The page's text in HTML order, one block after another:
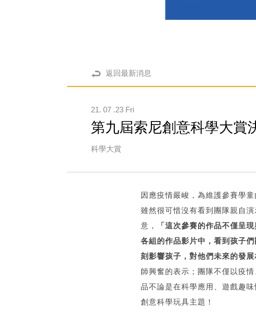
返回最新消息
21. 07 .23 Fri
第九屆索尼創意科學大賞
科學大賞
因應疫情嚴峻，為維護參賽學
雖然很可惜沒有看到團隊親自
意，
「這次參賽的作品不僅呈
各組的作品影片中，看到孩子
刻影響孩子，對他們未來的發展
師興奮的表示；團隊不僅以疫
品不論是在科學應用、遊戲趣
創意科學玩具主題！